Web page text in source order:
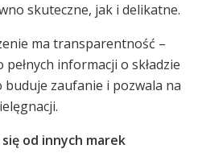
skuteczne, jak i delikatne.
ma transparentność –
informacji o składzie
buduje zaufanie i pozwala na
od innych marek